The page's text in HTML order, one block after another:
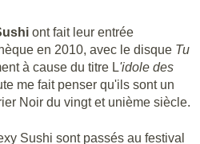
ont fait leur entrée
en 2010, avec le disque Tu
à cause du titre L'idole des
me fait penser qu'ils sont un
Noir du vingt et unième siècle.
Sushi sont passés au festival